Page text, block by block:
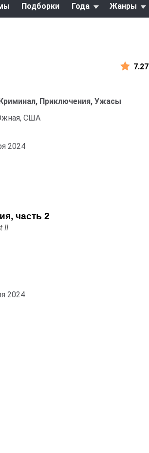
Подборки Года Жанры
Приключения, Ужасы
США
2024
7.27
часть 2
II
2024